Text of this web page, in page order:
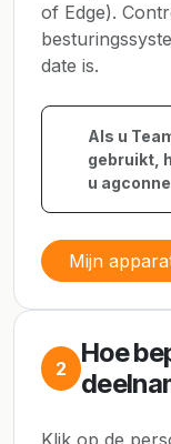
of Edge).
date is.
Als u
gebruikt,
u
Mijn
2
Hoe
Klik op de